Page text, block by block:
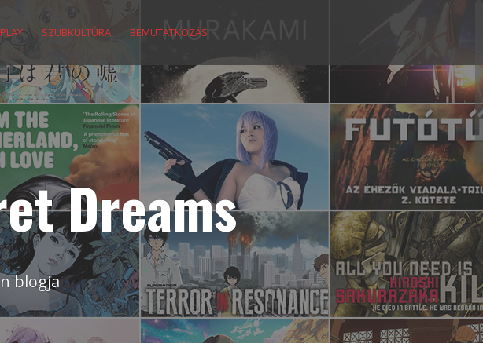
SZUBKULTÚRA BEMUTATKOZÁS
Dreams
blogja